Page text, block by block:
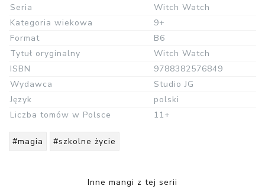
Seria
Witch Watch
Kategoria wiekowa
9+
Format
B6
Tytuł oryginalny
Witch Watch
ISBN
9788382576849
Wydawca
Studio JG
Język
polski
Liczba tomów w Polsce
11+
#magia #szkolne życie
Inne mangi z tej serii